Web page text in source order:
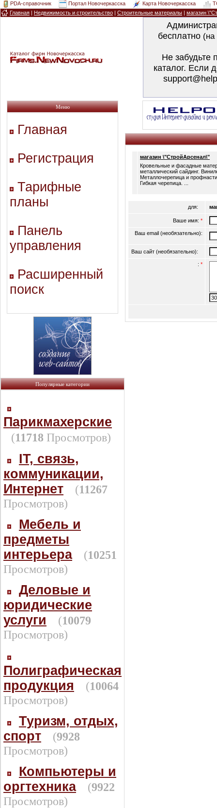
PDA-справочник Портал Новочеркасска Карта Новочеркасска
Главная | Недвижимость и строительство | Строительные материалы | магазин
бесплатно
Не забудьте
каталог. Если
Меню
Главная
Регистрация
Тарифные
планы
Панель
управления
Расширенный
поиск
Популярные категории
Парикмахерские
(11718 Просмотров)
IT, связь,
коммуникации,
Интернет
(11267
Просмотров)
Мебель и
предметы
интерьера
(10251
Просмотров)
Деловые и
юридические
услуги
(10079
Просмотров)
Полиграфическая
продукция
(10064
Просмотров)
Туризм, отдых,
спорт
(9928
Просмотров)
Компьютеры и
оргтехника
(9922
Просмотров)
магазин \"СтройАрсенал\"
Кровельные и фасадные
металлический сайдинг.
Металлочерепица и
Гибкая черепица. ...
для:
Ваше имя: *
Ваш email (необязательно):
Ваш сайт (необязательно):
: *